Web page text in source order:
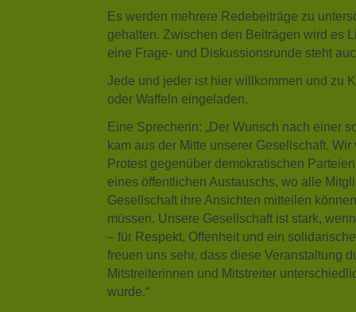
Es werden mehrere Redebeiträge zu
gehalten. Zwischen den Beiträgen wird es
eine Frage- und Diskussionsrunde steht
Jede und jeder ist hier willkommen und zu
oder Waffeln eingeladen.
Eine Sprecherin: „Der Wunsch nach einer
kam aus der Mitte unserer Gesellschaft.
Protest gegenüber demokratischen
eines öffentlichen Austauschs, wo alle
Gesellschaft ihre Ansichten mitteilen
müssen. Unsere Gesellschaft ist stark,
– für Respekt, Offenheit und ein
freuen uns sehr, dass diese Veranstaltung
Mitstreiterinnen und Mitstreiter
wurde.“